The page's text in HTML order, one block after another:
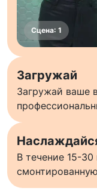
Загружай
Загружай ваше
В течение 15-30